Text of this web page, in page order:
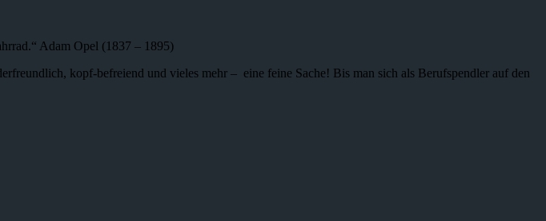
Adam Opel (1837 – 1895)
kopf-befreiend und vieles mehr – eine feine Sache! Bis man sich als Berufspendler auf den